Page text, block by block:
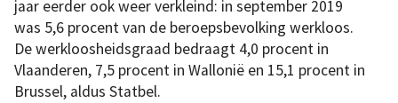
jaar eerder ook weer verkleind: in september 2019
was 5,6 procent van de beroepsbevolking werkloos.
De werkloosheidsgraad bedraagt 4,0 procent in
Vlaanderen, 7,5 procent in Wallonië en 15,1 procent in
Brussel, aldus Statbel.